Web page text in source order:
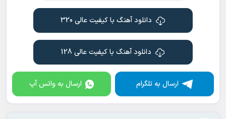
دانلود آهنگ با کیفیت عالی 320
دانلود آهنگ با کیفیت عالی 128
ارسال به تلگرام ارسال به واتس آپ